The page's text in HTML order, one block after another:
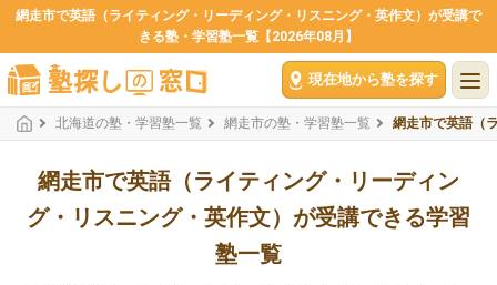
網走市で英語（ライティング・リーディング・リスニング・英作文）が受講で
きる塾・学習塾一覧【2026年08月】
現在地から塾を探す
北海道の塾・学習塾一覧 網走市の塾・学習塾一覧 網走市で英語（
網走市で英語（ライティング・リーディン
グ・リスニング・英作文）が受講できる学習
塾一覧